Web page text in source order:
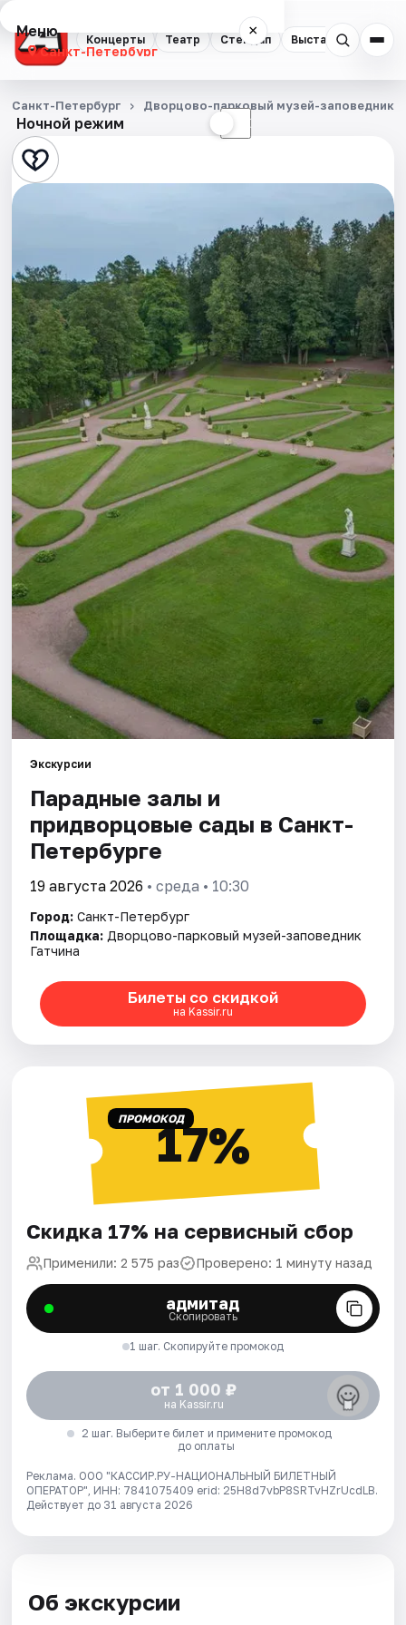
Концерты Театр Стендап Выставки
Меню ×
Санкт-Петербург
Концерты
Театр
Стендап
Квесты
Экскурсии
Спорт
События
Города
Площадки
Артисты
Рейтинги
Ночной режим ☾
Санкт-Петербург Дворцово-парковый музей-заповедник
Экскурсии
Парадные залы и
придворцовые сады в Санкт-
Петербурге
19 августа 2026 • среда • 10:30
Город: Санкт-Петербург
Площадка: Дворцово-парковый музей-заповедник
Гатчина
Билеты со скидкой
на Kassir.ru
ПРОМОКОД17%
Скидка 17% на сервисный сбор
Применили: 2 575 раз Проверено: 1 минуту назад
адмитад
Скопировать
1 шаг. Скопируйте промокод
от 1 000 ₽
на Kassir.ru
2 шаг. Выберите билет и примените промокод
до оплаты
Реклама. ООО "КАССИР.РУ-НАЦИОНАЛЬНЫЙ БИЛЕТНЫЙ
ОПЕРАТОР", ИНН: 7841075409 erid: 25H8d7vbP8SRTvHZrUcdLB.
Действует до 31 августа 2026
Об экскурсии